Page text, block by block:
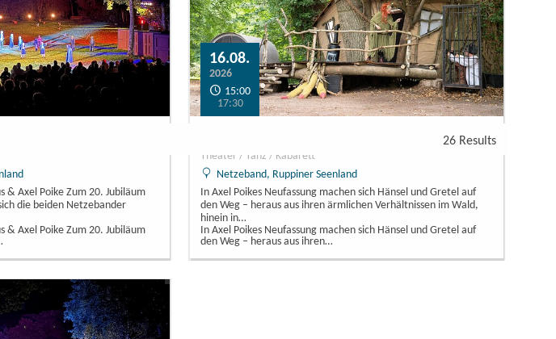
26 Results
& Axel Poike Zum 20. Jubiläum
die beiden Netzebander
& Axel Poike Zum 20. Jubiläum
16.08.
2026
15:00
17:30
Theater / Tanz / Kabarett
Netzeband, Ruppiner Seenland
In Axel Poikes Neufassung machen sich Hänsel und Gretel auf
den Weg – heraus aus ihren ärmlichen Verhältnissen im Wald,
hinein in…
In Axel Poikes Neufassung machen sich Hänsel und Gretel auf
den Weg – heraus aus ihren…